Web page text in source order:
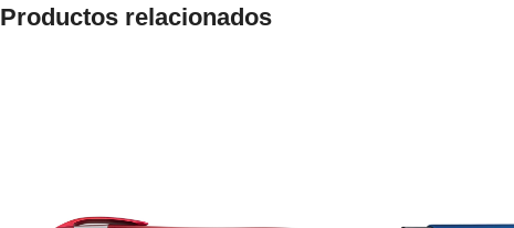
Productos relacionados